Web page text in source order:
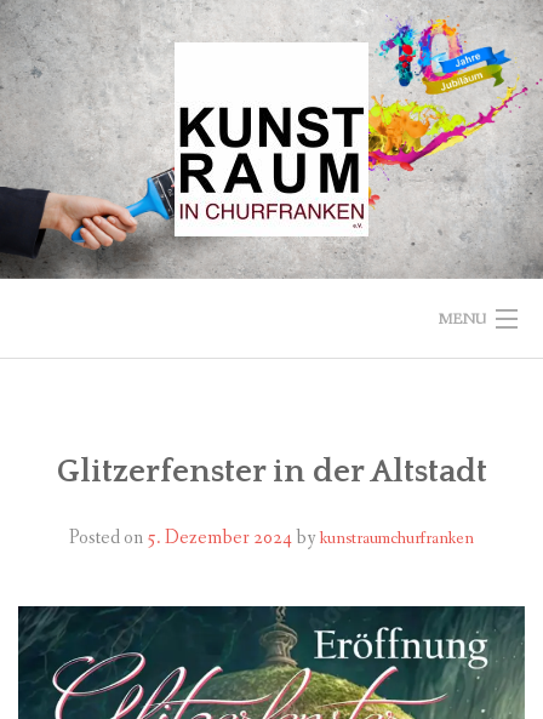
Skip
to
content
MENU
VEREIN
PARTNER
IMPRESSUM
Glitzerfenster in der Altstadt
Posted on5. Dezember 2024bykunstraumchurfranken